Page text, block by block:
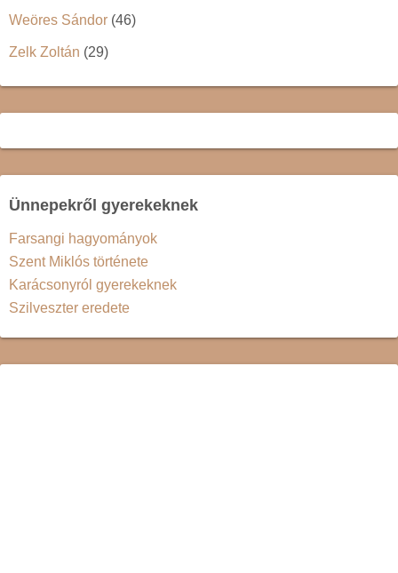
Weöres Sándor (46)
Zelk Zoltán (29)
Ünnepekről gyerekeknek
Farsangi hagyományok
Szent Miklós története
Karácsonyról gyerekeknek
Szilveszter eredete